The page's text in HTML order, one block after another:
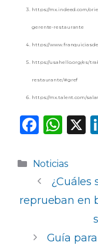
https://mx.indeed.com/
gerente-restaurante
https://
https://usahello.org/es/
restaurante/#gref
https://mx.talent.com/
F
c
e
b
o
W
a
ts
A
p
X
Categorías
Noticias
¿Cuáles
reprueban en
Guía